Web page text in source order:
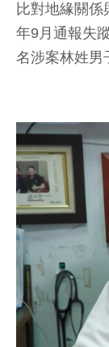
比對地緣關
年9月通報失
名涉案林姓男